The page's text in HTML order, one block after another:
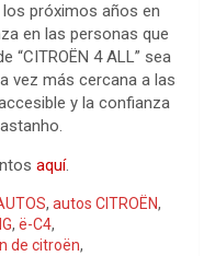
próximos años en
en las personas que
“CITROËN 4 ALL” sea
vez más cercana a las
y la confianza
aquí.
, autos CITROËN,
, ë-C4,
de citroën,